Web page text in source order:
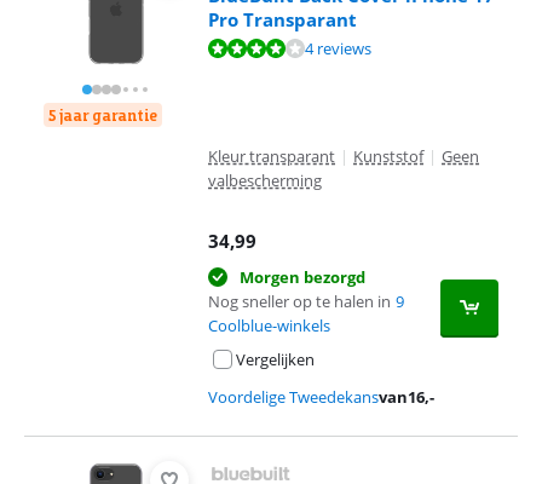
5 jaar garantie
Pro Transparant
Beoordeling is 8,0 van de 10, gebaseerd op 4 reviews.
4 reviews
Kleur transparant | Kunststof | Geen
valbescherming
34,99
Morgen bezorgd
Nog sneller op te halen in 9
Coolblue-winkels
Vergelijken
Voordelige Tweedekansvan16,-